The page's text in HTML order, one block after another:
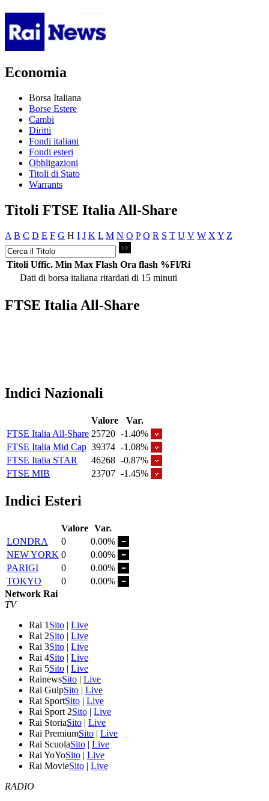
Economia
Borsa Italiana
Borse Estere
Cambi
Diritti
Fondi italiani
Fondi esteri
Obbligazioni
Titoli di Stato
Warrants
Titoli FTSE Italia All-Share
A B C D E F G H I J K L M N O P Q R S T U V W X Y Z
Titoli Uffic. Min Max Flash Ora flash %Fl/Ri
Dati di borsa italiana ritardati di 15 minuti
FTSE Italia All-Share
Indici Nazionali
Valore
Var.
FTSE Italia All-Share 25720 -1.40%
FTSE Italia Mid Cap 39374 -1.08%
FTSE Italia STAR
46268 -0.87%
FTSE MIB
23707 -1.45%
Indici Esteri
Valore Var.
LONDRA
0
0.00%
NEW YORK 0
0.00%
PARIGI
0
0.00%
TOKYO
0
0.00%
Network Rai
TV
Rai 1 Sito | Live
Rai 2Sito | Live
Rai 3Sito | Live
Rai 4Sito | Live
Rai 5Sito | Live
RainewsSito | Live
Rai GulpSito | Live
Rai SportSito | Live
Rai Sport 2Sito | Live
Rai StoriaSito | Live
Rai PremiumSito | Live
Rai ScuolaSito | Live
Rai YoYoSito | Live
Rai MovieSito | Live
RADIO